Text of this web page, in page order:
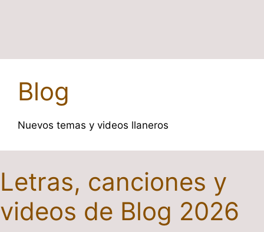
Blog
Nuevos temas y videos llaneros
Letras, canciones y
videos de Blog 2026